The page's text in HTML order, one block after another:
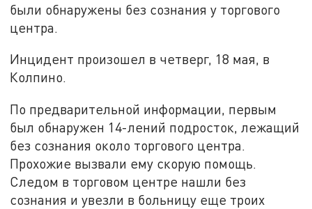
были обнаружены без сознания у торгового
центра.
Инцидент произошел в четверг, 18 мая, в
Колпино.
По предварительной информации, первым
был обнаружен 14-лений подросток, лежащий
без сознания около торгового центра.
Прохожие вызвали ему скорую помощь.
Следом в торговом центре нашли без
сознания и увезли в больницу еще троих